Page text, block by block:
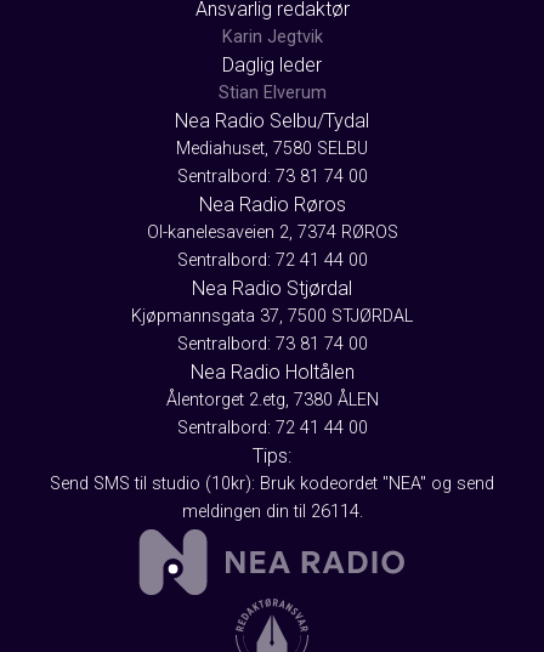
Ansvarlig redaktør
Karin Jegtvik
Daglig leder
Stian Elverum
Nea Radio Selbu/Tydal
Mediahuset, 7580 SELBU
Sentralbord: 73 81 74 00
Nea Radio Røros
Ol-kanelesaveien 2, 7374 RØROS
Sentralbord: 72 41 44 00
Nea Radio Stjørdal
Kjøpmannsgata 37, 7500 STJØRDAL
Sentralbord: 73 81 74 00
Nea Radio Holtålen
Ålentorget 2.etg, 7380 ÅLEN
Sentralbord: 72 41 44 00
Tips:
Send SMS til studio (10kr): Bruk kodeordet "NEA" og send
meldingen din til 26114.